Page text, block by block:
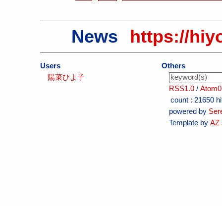
News https://
Users
陽菜ひよ子
Others
RSS1.0 /
count : 21650
powered by
Template byAZ